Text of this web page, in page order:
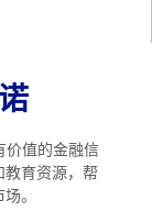
价值的金融信
教育资源，帮
。